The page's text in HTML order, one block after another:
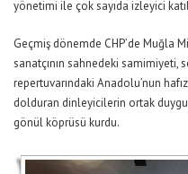
yönetimi ile çok sayıda izleyici
Geçmiş dönemde CHP’de Muğla
sanatçının sahnedeki samimiyeti,
repertuvarındaki Anadolu’nun
dolduran dinleyicilerin ortak
gönül köprüsü kurdu.